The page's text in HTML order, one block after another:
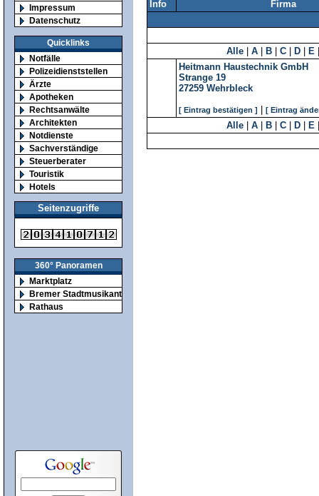
Impressum
Datenschutz
Quicklinks
Notfälle
Polizeidienststellen
Ärzte
Apotheken
Rechtsanwälte
Architekten
Notdienste
Sachverständige
Steuerberater
Touristik
Hotels
Seitenzugriffe
360° Panoramen
Marktplatz
Bremer Stadtmusikanten
Rathaus
Info Firma
Alle A B C D E
Heitmann Haustechnik GmbH
Strange 19
27259 Wehrbleck
[ Eintrag bestätigen ] [ Eintrag
Alle A B C D E